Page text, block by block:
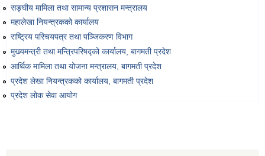
सङ्‍घीय मामिला तथा सामान्य प्रशासन मन्त्रालय
महालेखा नियन्त्रकको कार्यालय
राष्ट्रिय परिचयपत्र तथा पञ्‍जिकरण विभाग
मुख्यमन्त्री तथा मन्त्रिपरिषद्को कार्यालय, बागमती प्रदेश
आर्थिक मामिला तथा योजना मन्त्रालय, बागमती प्रदेश
प्रदेश लेखा नियन्त्रकको कार्यालय, बागमती प्रदेश
प्रदेश लोक सेवा आयोग